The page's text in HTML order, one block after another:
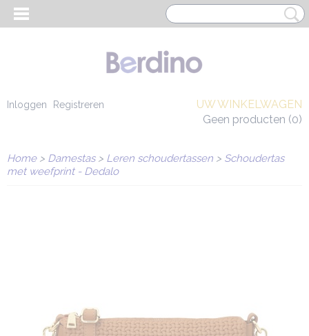
Inloggen Registreren
UW WINKELWAGEN
Geen producten (0)
Home> Damestas> Leren schoudertassen > Schoudertas
met weefprint - Dedalo